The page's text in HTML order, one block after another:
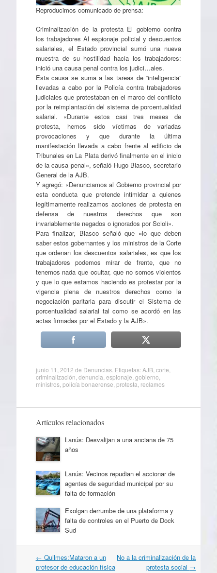
Reproducimos comunicado de prensa:
Criminalización de la protesta El gobierno contra
los trabajadores Al espionaje policial y descuentos
salariales, el Estado provincial sumó una nueva
muestra de su hostilidad hacia los trabajadores:
inició una causa penal contra los judici…ales.
Esta causa se suma a las tareas de “inteligencia”
llevadas a cabo por la Policía contra trabajadores
judiciales que protestaban en el marco del conflicto
por la reimplantación del sistema de porcentualidad
salarial. «Durante estos casi tres meses de
protesta, hemos sido víctimas de variadas
provocaciones y que durante la última
manifestación llevada a cabo frente al edificio de
Tribunales en La Plata derivó finalmente en el inicio
de la causa penal», señaló Hugo Blasco, secretario
General de la AJB.
Y agregó: «Denunciamos al Gobierno provincial por
esta conducta que pretende intimidar a quienes
legítimamente realizamos acciones de protesta en
defensa de nuestros derechos que son
invariablemente negados o ignorados por Scioli».
Para finalizar, Blasco señaló que «lo que deben
saber estos gobernantes y los ministros de la Corte
que ordenan los descuentos salariales, es que los
trabajadores podemos mirar de frente, que no
tenemos nada que ocultar, que no somos violentos
y que lo que estamos haciendo es protestar por la
vigencia plena de nuestros derechos como la
negociación paritaria para discutir el Sistema de
porcentualidad salarial tal como se acordó en las
actas firmadas por el Estado y la AJB».
junio 11, 2012 de Denuncias. Etiquetas:AJB, corte
criminalización denuncia espionaje gobierno
ministros, policía bonaerense protesta reclamos
Artículos relacionados
Lanús: Desvalijan a una anciana de 75
años
Lanús: Vecinos repudian el accionar de
agentes de seguridad municipal por su
falta de formación
Exolgan derrumbe de una plataforma y
falta de controles en el Puerto de Dock
Sud
Navegación
por
← Quilmes:Mataron a un
profesor de educación física
No a la criminalización de la
protesta social →